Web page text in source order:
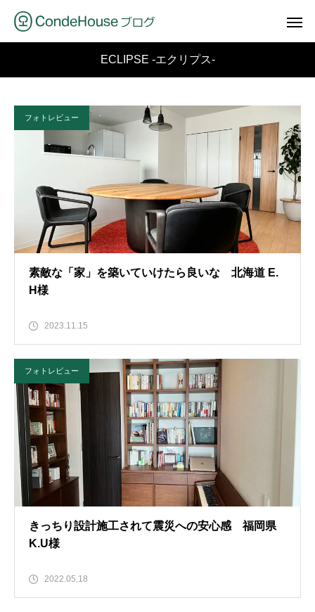
ECLIPSE -エクリプス-
フォトレビュー
素敵な「家」を築いていけたら良いな 北海道 E.
H様
2023.11.15
フォトレビュー
きっちり設計施工されて震災への安心感 福岡県
K.U様
2022.05.18